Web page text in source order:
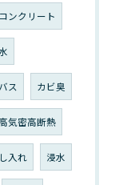
コンクリート
ス カビ臭
気密高断熱
入れ 浸水